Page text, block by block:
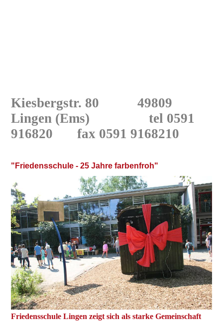
Kiesbergstr. 80 49809
Lingen (Ems) tel 0591
916820 fax 0591 9168210
"Friedensschule - 25 Jahre farbenfroh"
Friedensschule Lingen zeigt sich als starke Gemeinschaft